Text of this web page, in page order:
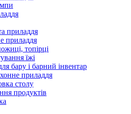
приладдя
приладдя
топірці
їжі
бару і барний інвентар
приладдя
столу
продуктів